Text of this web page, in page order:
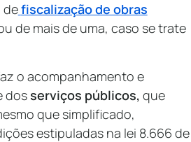
defiscalização de obras
de mais de uma, caso se trate
o acompanhamento e
dosserviços públicos, que
que simplificado,
estipuladas na lei 8.666 de